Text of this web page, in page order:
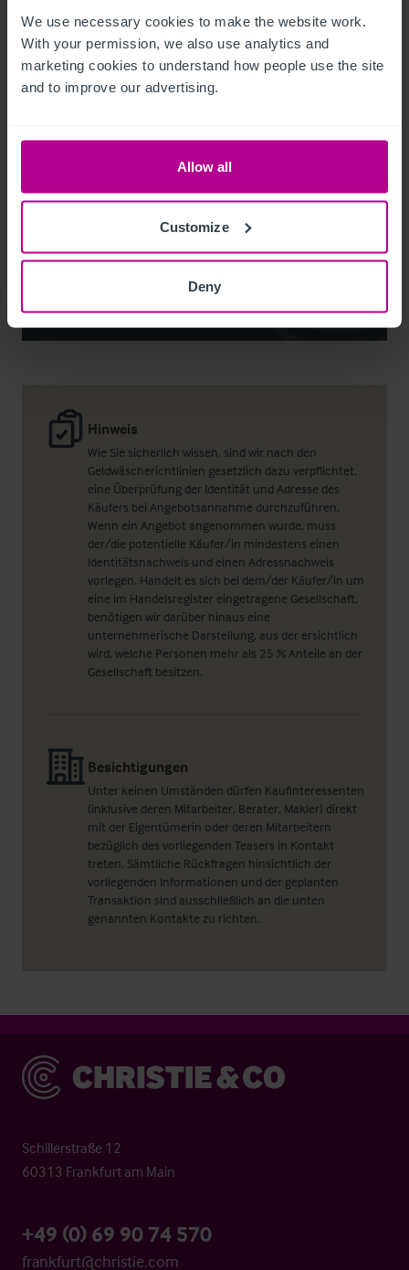
We use necessary cookies to make the website work.
With your permission, we also use analytics and
marketing cookies to understand how people use the site
and to improve our advertising.
Allow all
Customize
Deny
Hinweis
Wie Sie sicherlich wissen, sind wir nach den
Geldwäscherichtlinien gesetzlich dazu verpflichtet,
eine Überprüfung der Identität und Adresse des
Käufers bei Angebotsannahme durchzuführen.
Wenn ein Angebot angenommen wurde, muss
der/die potentielle Käufer/in mindestens einen
Identitätsnachweis und einen Adressnachweis
vorlegen. Handelt es sich bei dem/der Käufer/in um
eine im Handelsregister eingetragene Gesellschaft,
benötigen wir darüber hinaus eine
unternehmerische Darstellung, aus der ersichtlich
wird, welche Personen mehr als 25 % Anteile an der
Gesellschaft besitzen.
Besichtigungen
Unter keinen Umständen dürfen Kaufinteressenten
(inklusive deren Mitarbeiter, Berater, Makler) direkt
mit der Eigentümerin oder deren Mitarbeitern
bezüglich des vorliegenden Teasers in Kontakt
treten. Sämtliche Rückfragen hinsichtlich der
vorliegenden Informationen und der geplanten
Transaktion sind ausschließlich an die unten
genannten Kontakte zu richten.
Noel Moffitt
Senior Director - Corporate Pubs and Restaurants
noel.moffitt@christie.com
Kontakt
Christie & Co
Schillerstraße 12
60313 Frankfurt am Main
+49 (0) 69 90 74 570
frankfurt@christie.com